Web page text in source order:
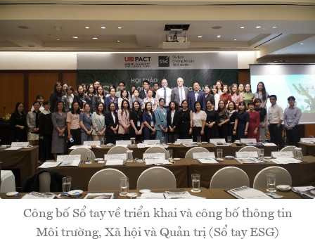
Công bố Sổ tay về triển khai và công bố thông tin
Môi trường, Xã hội và Quản trị (Sổ tay ESG)